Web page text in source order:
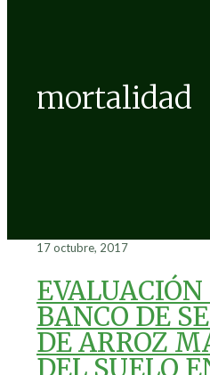
mortalidad
17 octubre, 2017
EVALUACIÓN
BANCO DE
DE ARROZ